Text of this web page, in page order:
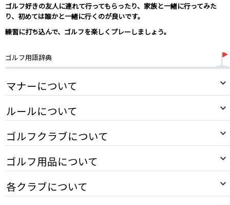
ゴルフ好きの友人に連れて行ってもらったり、家族と一緒に行ってみた
り、初めては誰かと一緒に行くのが良いです。
練習に打ち込んで、 ゴルフを楽しくプレーしましょう。
ゴルフ用語辞典
マナーについて
ルールについて
ゴルフクラブについて
ゴルフ用品について
各クラブについて